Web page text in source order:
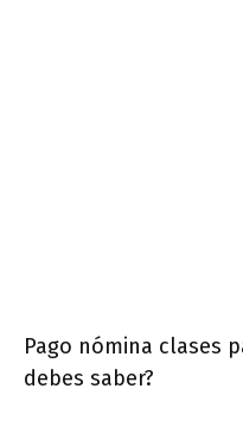
Pago nómina clases
debes saber?